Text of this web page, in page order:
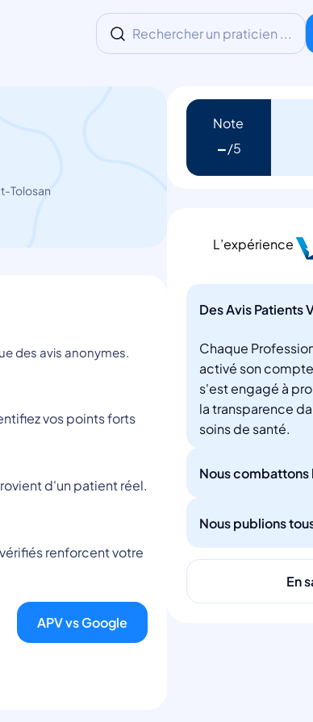
Rechercher un praticien ...
Tolosan
des avis anonymes.
vos points forts
d'un patient réel.
renforcent votre
APV vs Google
Note
-
L’expérience
Des Avis Patients
Chaque
activé son
s'est engagé à
la transparence
soins de santé.
Nous combattons
Nous publions
En